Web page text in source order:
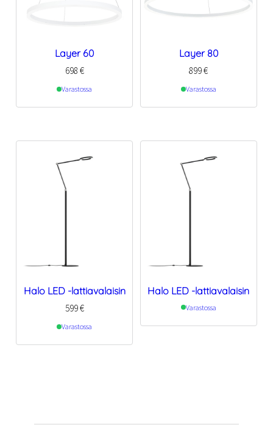
Layer 60
698 €
Varastossa
Layer 80
899€
Varastossa
Halo LED -lattiavalaisin
599€
Varastossa
Halo LED -lattiavalaisin
Varastossa